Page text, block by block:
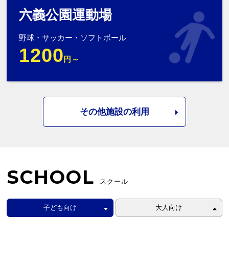
六義公園運動場
野球・サッカー・ソフトボール
1200 円～
その他施設の利用
SCHOOL スクール
子ども向け 大人向け